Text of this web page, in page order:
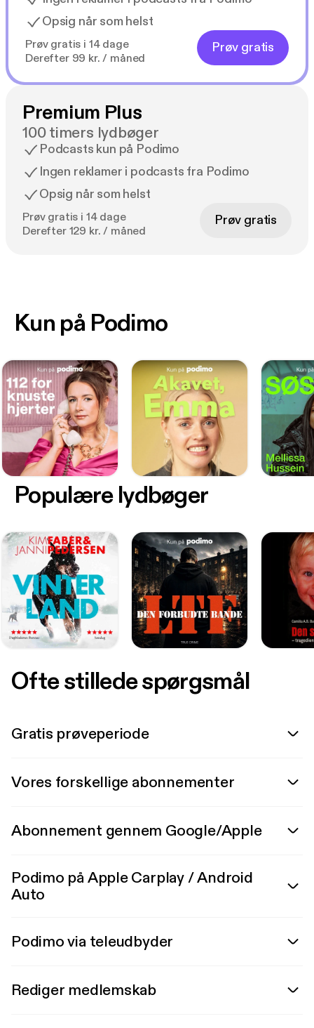
Opsig når som helst
Prøv gratis i 14 dage
Derefter 99 kr. / måned
Prøv gratis
Premium Plus
100 timers lydbøger
Podcasts kun på Podimo
Ingen reklamer i podcasts fra Podimo
Opsig når som helst
Prøv gratis i 14 dage
Derefter 129 kr. / måned
Prøv gratis
Kun på Podimo
Populære lydbøger
Ofte stillede spørgsmål
Gratis prøveperiode
Vores forskellige abonnementer
Abonnement gennem Google/Apple
Podimo på Apple Carplay / Android
Auto
Podimo via teleudbyder
Rediger medlemskab